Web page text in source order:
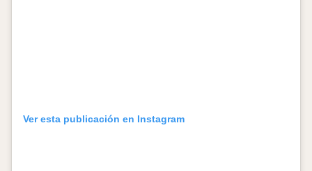
Ver esta publicación en Instagram